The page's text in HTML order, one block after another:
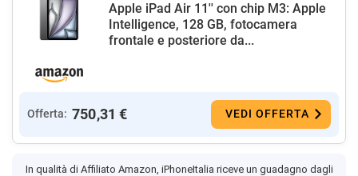
Apple iPad Air 11'' con chip M3: Apple
Intelligence, 128 GB, fotocamera
frontale e posteriore da...
Offerta: 750,31 € VEDI OFFERTA
In qualità di Affiliato Amazon, iPhoneItalia riceve un guadagno dagli